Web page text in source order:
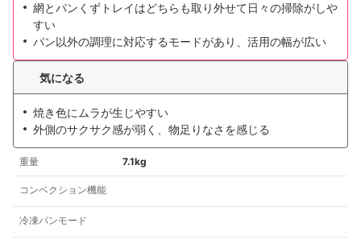
網とパンくずトレイはどちらも取り外せて日々の掃除がしや
すい
パン以外の調理に対応するモードがあり、活用の幅が広い
気になる
焼き色にムラが生じやすい
外側のサクサク感が弱く、物足りなさを感じる
重量 7.1kg
コンベクション機能
冷凍パンモード